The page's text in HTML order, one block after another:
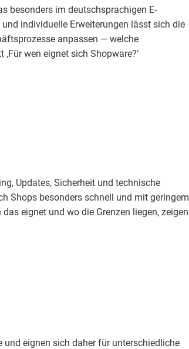
besonders im deutschsprachigen E-
individuelle Erweiterungen lässt sich die
anpassen — welche
wen eignet sich Shopware?‘
Updates, Sicherheit und technische
Shops besonders schnell und mit geringem
eignet und wo die Grenzen liegen, zeigen
eignen sich daher für unterschiedliche